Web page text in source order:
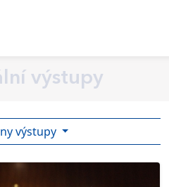
výstupy
výstupy